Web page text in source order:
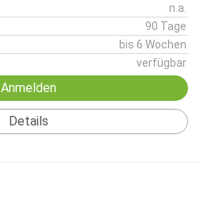
n.a.
90 Tage
bis 6 Wochen
verfügbar
Anmelden
Details